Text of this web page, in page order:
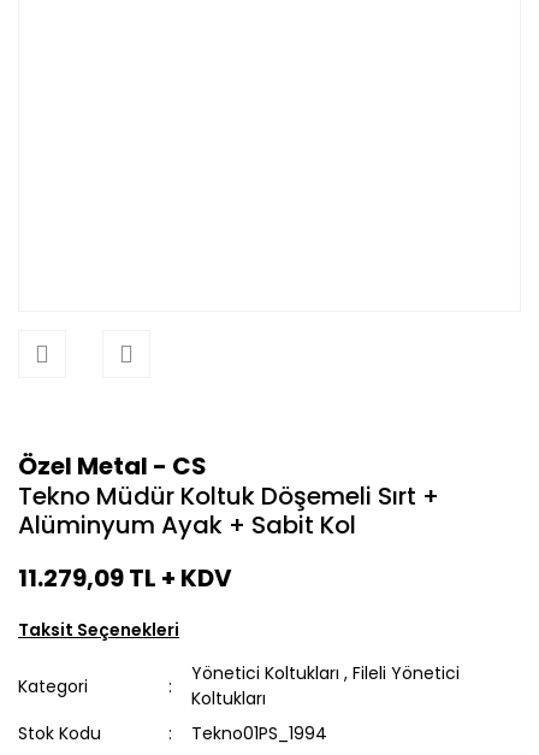
Özel Metal - CS
Tekno Müdür Koltuk Döşemeli Sırt +
Alüminyum Ayak + Sabit Kol
11.279,09 TL + KDV
Taksit Seçenekleri
Kategori
Yönetici Koltukları ,Fileli Yönetici
Koltukları
Stok Kodu
Tekno01PS_1994